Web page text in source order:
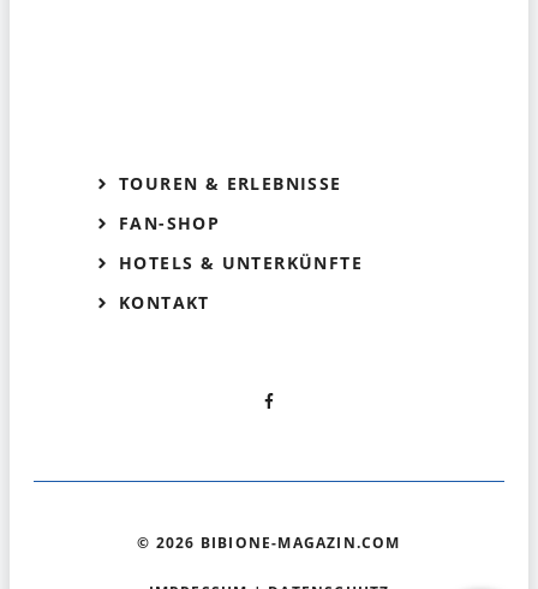
TOUREN & ERLEBNISSE
FAN-SHOP
HOTELS & UNTERKÜNFTE
KONTAKT
© 2026 BIBIONE-MAGAZIN.COM